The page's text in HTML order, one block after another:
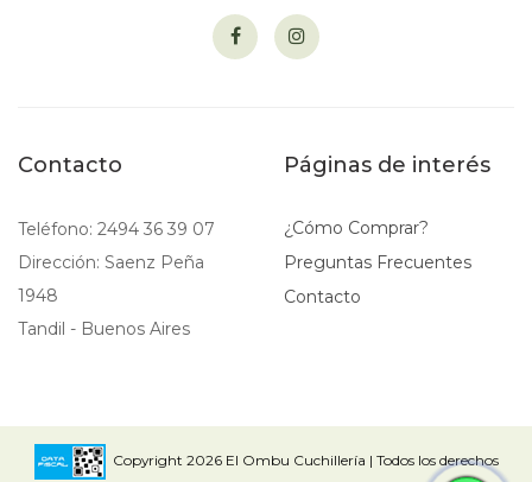
Contacto
Teléfono: 2494 36 39 07
Dirección: Saenz Peña
1948
Tandil - Buenos Aires
Páginas de interés
¿Cómo Comprar?
Preguntas Frecuentes
Contacto
Copyright 2026 El Ombu Cuchillería | Todos los derechos